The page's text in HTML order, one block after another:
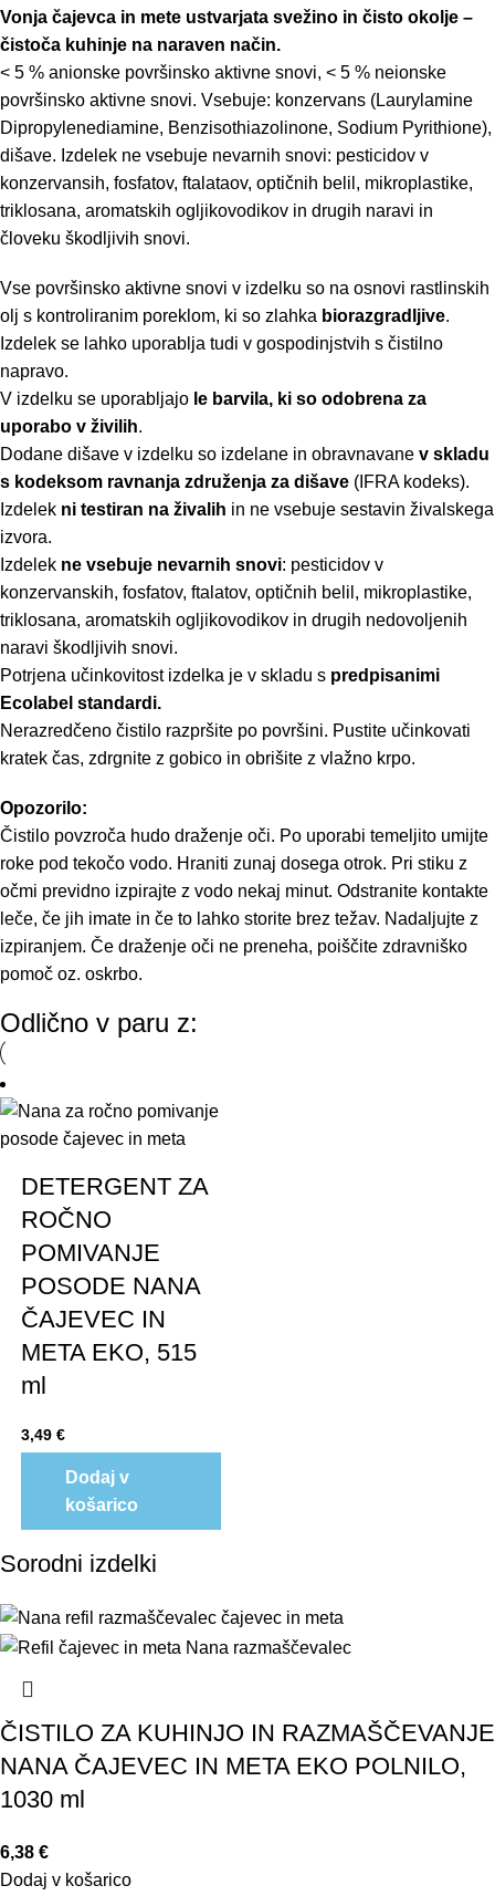
Vonja čajevca in mete ustvarjata svežino in čisto okolje –
čistoča kuhinje na naraven način.
< 5 % anionske površinsko aktivne snovi, < 5 % neionske
površinsko aktivne snovi. Vsebuje: konzervans (Laurylamine
Dipropylenediamine, Benzisothiazolinone, Sodium Pyrithione),
dišave. Izdelek ne vsebuje nevarnih snovi: pesticidov v
konzervansih, fosfatov, ftalataov, optičnih belil, mikroplastike,
triklosana, aromatskih ogljikovodikov in drugih naravi in
človeku škodljivih snovi.
Vse površinsko aktivne snovi v izdelku so na osnovi rastlinskih
olj s kontroliranim poreklom, ki so zlahka biorazgradljive.
Izdelek se lahko uporablja tudi v gospodinjstvih s čistilno
napravo.
V izdelku se uporabljajo le barvila, ki so odobrena za
uporabo v živilih.
Dodane dišave v izdelku so izdelane in obravnavane v skladu
s kodeksom ravnanja združenja za dišave (IFRA kodeks).
Izdelek ni testiran na živalih in ne vsebuje sestavin živalskega
izvora.
Izdelek ne vsebuje nevarnih snovi: pesticidov v
konzervanskih, fosfatov, ftalatov, optičnih belil, mikroplastike,
triklosana, aromatskih ogljikovodikov in drugih nedovoljenih
naravi škodljivih snovi.
Potrjena učinkovitost izdelka je v skladu s predpisanimi
Ecolabel standardi.
Nerazredčeno čistilo razpršite po površini. Pustite učinkovati
kratek čas, zdrgnite z gobico in obrišite z vlažno krpo.
Opozorilo:
Čistilo povzroča hudo draženje oči. Po uporabi temeljito umijte
roke pod tekočo vodo. Hraniti zunaj dosega otrok. Pri stiku z
očmi previdno izpirajte z vodo nekaj minut. Odstranite kontakte
leče, če jih imate in če to lahko storite brez težav. Nadaljujte z
izpiranjem. Če draženje oči ne preneha, poiščite zdravniško
pomoč oz. oskrbo.
Odlično v paru z:
DETERGENT ZA
ROČNO
POMIVANJE
POSODE NANA
ČAJEVEC IN
META EKO, 515
ml
3,49€
Dodaj v
košarico
Sorodni izdelki
ČISTILO ZA KUHINJO IN RAZMAŠČEVANJE
NANA ČAJEVEC IN META EKO POLNILO,
1030 ml
6,38 €
Dodaj v košarico